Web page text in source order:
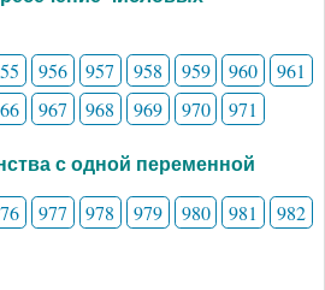
956 957 958 959 960
961
967 968 969 970 971
с одной переменной
977 978 979 980 981
982